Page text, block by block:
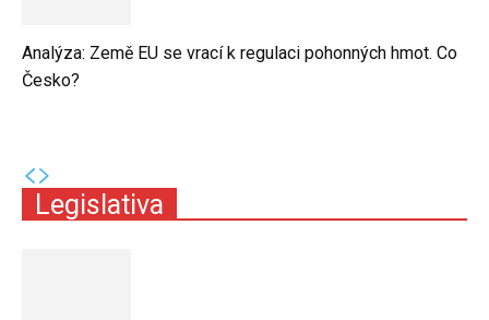
Analýza: Země EU se vrací k regulaci pohonných hmot. Co
Česko?
Legislativa